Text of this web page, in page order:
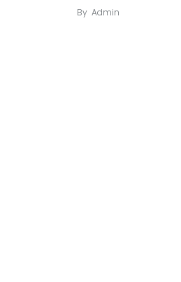
By Admin